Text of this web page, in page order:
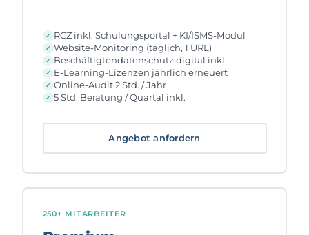
RCZ inkl. Schulungsportal + KI/ISMS-Modul
Website-Monitoring (täglich, 1 URL)
Beschäftigtendatenschutz digital inkl.
E-Learning-Lizenzen jährlich erneuert
Online-Audit 2 Std. / Jahr
5 Std. Beratung / Quartal inkl.
Angebot anfordern
250+ MITARBEITER